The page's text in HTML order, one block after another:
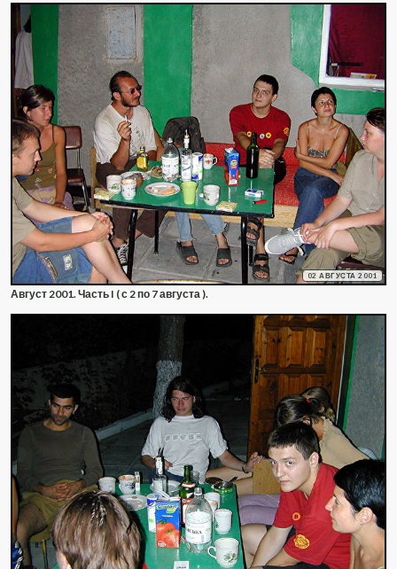
02 АВГУСТА 2001
Август 2001. Часть I ( с 2 по 7 августа ).